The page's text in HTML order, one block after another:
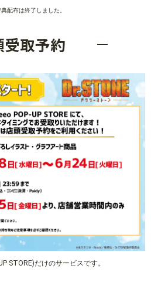
配布は終了しました。
受取予約
STORE)だけのサービスです。